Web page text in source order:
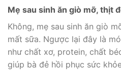
Mẹ sau sinh ăn giò mỡ, thịt
Không, mẹ sau sinh ăn giò
mất sữa. Ngược lại đây là
như chất xơ, protein, chất
giúp bà đẻ hồi phục sức